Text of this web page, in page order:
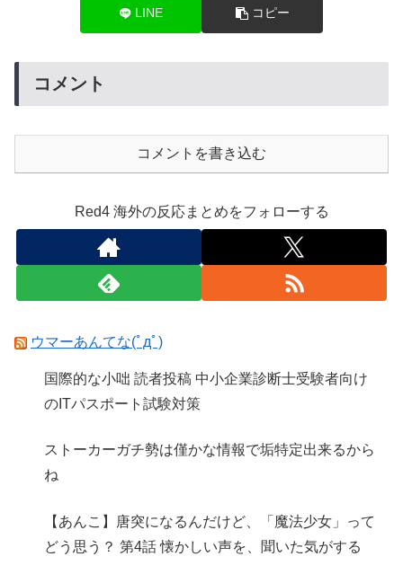
LINE コピー
コメント
コメントを書き込む
Red4 海外の反応まとめをフォローする
ウマーあんてな(ﾟдﾟ)
国際的な小咄 読者投稿 中小企業診断士受験者向け
のITパスポート試験対策
ストーカーガチ勢は僅かな情報で垢特定出来るから
ね
【あんこ】唐突になるんだけど、「魔法少女」って
どう思う？ 第4話 懐かしい声を、聞いた気がする